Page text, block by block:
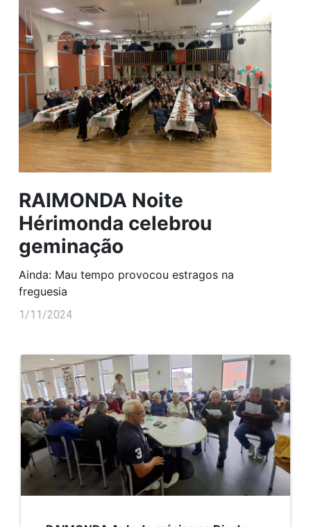
RAIMONDA Noite
Hérimonda celebrou
geminação
Ainda: Mau tempo provocou estragos na
freguesia
1/11/2024